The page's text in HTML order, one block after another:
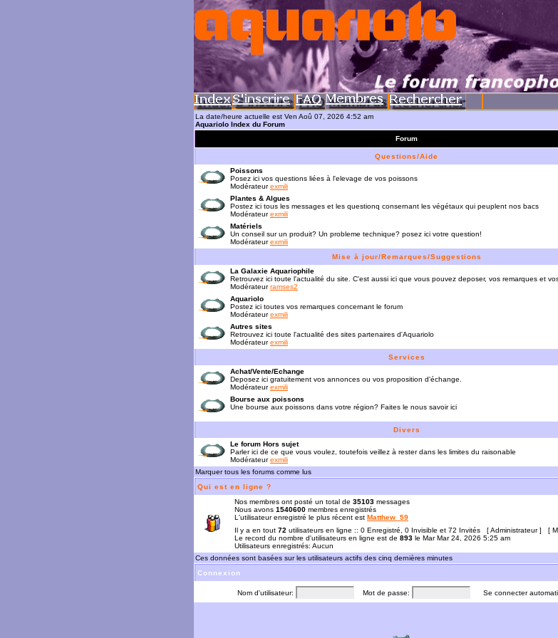
La date/heure actuelle est Ven Aoû 07, 2026 4:52 am
Aquariolo Index du Forum
Forum
Questions/Aide
Poissons
Posez ici vos questions liées à l'elevage de vos poissons
Modérateurexmili
Plantes & Algues
Postez ici tous les messages et les questionq consernant les végétaux qui peuplent nos bacs
Modérateurexmili
Matériels
Un conseil sur un produit? Un probleme technique? posez ici votre question!
Modérateurexmili
Mise à jour/Remarques/Suggestions
La Galaxie Aquariophile
Retrouvez ici toute l'actualité du site. C'est aussi ici que vous pouvez deposer, vos remarques et
Modérateurramses2
Aquariolo
Postez ici toutes vos remarques concernant le forum
Modérateurexmili
Autres sites
Retrouvez ici toute l'actualité des sites partenaires d'Aquariolo
Modérateurexmili
Services
Achat/Vente/Echange
Deposez ici gratuitement vos annonces ou vos proposition d'échange.
Modérateurexmili
Bourse aux poissons
Une bourse aux poissons dans votre région? Faites le nous savoir ici
Divers
Le forum Hors sujet
Parler ici de ce que vous voulez, toutefois veillez à rester dans les limites du raisonable
Modérateurexmili
Marquer tous les forums comme lus
Qui est en ligne ?
Nos membres ont posté un total de 35103 messages
Nous avons 1540600 membres enregistrés
L'utilisateur enregistré le plus récent est Matthew_59
Il y a en tout 72 utilisateurs en ligne :: 0 Enregistré, 0 Invisible et 72 Invités [Administrateur] [
Le record du nombre d'utilisateurs en ligne est de 893 le Mar Mar 24, 2026 5:25 am
Utilisateurs enregistrés: Aucun
Ces données sont basées sur les utilisateurs actifs des cinq dernières minutes
Connexion
Nom d'utilisateur: Mot de passe: Se connecter